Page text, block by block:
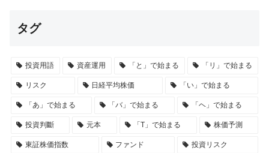
タグ
投資用語 資産運用 「と」で始まる 「リ」で始まる
リスク 日経平均株価 「い」で始まる
「あ」で始まる 「バ」で始まる 「ヘ」で始まる
投資判斷 元本 「T」で始まる 株価予測
東証株価指数 ファンド 投資リスク